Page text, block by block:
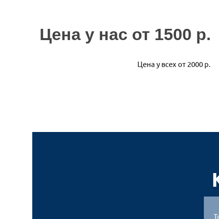
Цена у нас от 1500 р.
Цена у всех от 2000 р.